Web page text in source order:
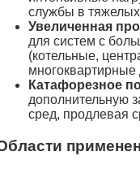
службы в тяжелых
Увеличенная
для систем с
(котельные,
Катафорезное
дополнительную
сред, продлевая